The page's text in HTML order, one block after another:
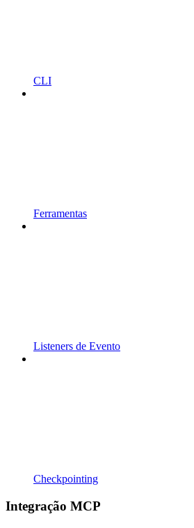
CLI
Ferramentas
Listeners de Evento
Checkpointing
Integração MCP